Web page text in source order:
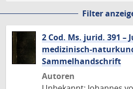
Filter
2 Cod. Ms. jurid. 391 –
medizinisch-
Sammelhandschrift
Autoren